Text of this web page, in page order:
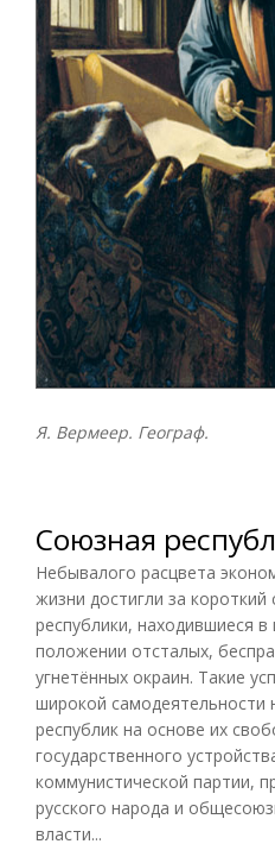
Я. Вермеер. Географ.
Союзная
Небывалого расцвета
жизни достигли за
республики, находившиеся в
положении отсталых,
угнетённых окраин. Такие
широкой самодеятельности
республик на основе их
государственного
коммунистической партии,
русского народа и
власти...